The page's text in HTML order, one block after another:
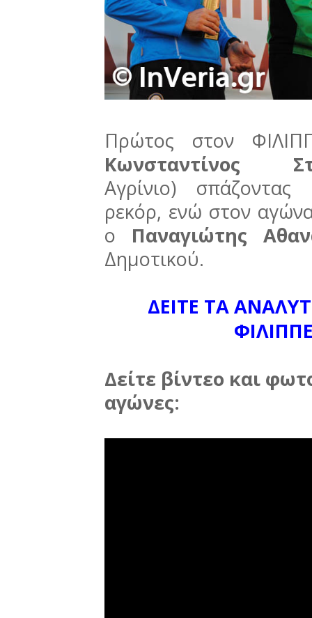
Πρώτος στον
Κωνσταντίνος
Αγρίνιο)
ρεκόρ, ενώ στον
ο Παναγιώτης
Δημοτικού.
ΔΕΙΤΕ ΤΑ
Δείτε βίντεο και
αγώνες: